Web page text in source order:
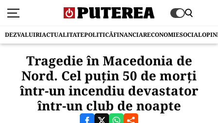
DEZVALUIRIACTUALITATEPOLITICĂFINANCIARECONOMIESOCIAL
Tragedie în Macedonia de
Nord. Cel puțin 50 de morți
într-un incendiu devastator
într-un club de noapte